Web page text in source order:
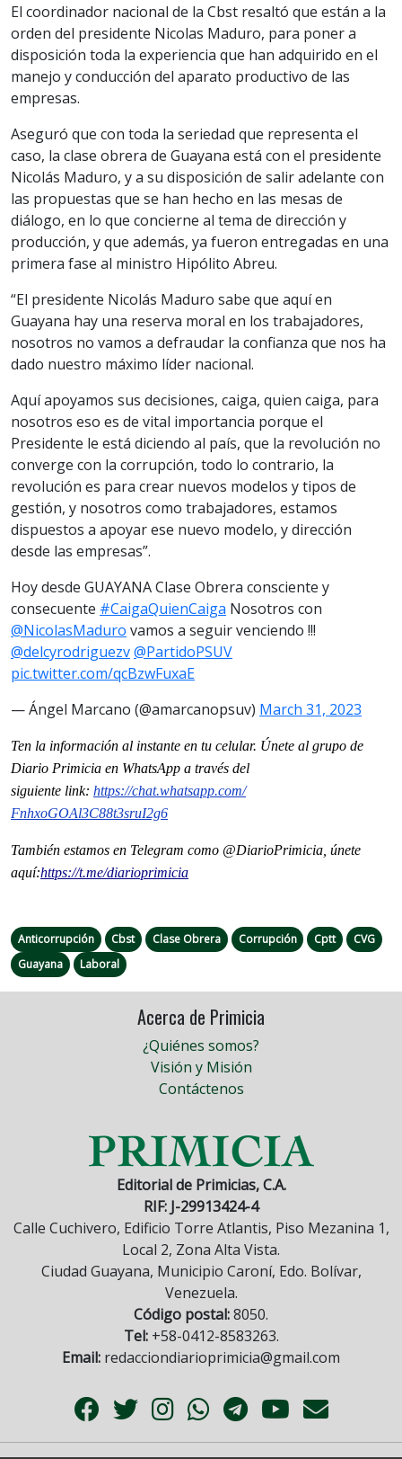
El coordinador nacional de la Cbst resaltó que están a la
orden del presidente Nicolas Maduro, para poner a
disposición toda la experiencia que han adquirido en el
manejo y conducción del aparato productivo de las
empresas.
Aseguró que con toda la seriedad que representa el
caso, la clase obrera de Guayana está con el presidente
Nicolás Maduro, y a su disposición de salir adelante con
las propuestas que se han hecho en las mesas de
diálogo, en lo que concierne al tema de dirección y
producción, y que además, ya fueron entregadas en una
primera fase al ministro Hipólito Abreu.
“El presidente Nicolás Maduro sabe que aquí en
Guayana hay una reserva moral en los trabajadores,
nosotros no vamos a defraudar la confianza que nos ha
dado nuestro máximo líder nacional.
Aquí apoyamos sus decisiones, caiga, quien caiga, para
nosotros eso es de vital importancia porque el
Presidente le está diciendo al país, que la revolución no
converge con la corrupción, todo lo contrario, la
revolución es para crear nuevos modelos y tipos de
gestión, y nosotros como trabajadores, estamos
dispuestos a apoyar ese nuevo modelo, y dirección
desde las empresas”.
Hoy desde GUAYANA Clase Obrera consciente y
consecuente #CaigaQuienCaiga Nosotros con
@NicolasMaduro vamos a seguir venciendo !!!
@delcyrodriguezv@PartidoPSUV
pic.twitter.com/qcBzwFuxaE
— Ángel Marcano (@amarcanopsuv) March 31, 2023
Ten la información al instante en tu celular. Únete al grupo de
Diario Primicia en WhatsApp a través del
siguiente link: https://chat.whatsapp.com/
FnhxoGOAl3C88t3sruI2g6
También estamos en Telegram como @DiarioPrimicia, únete
aquí:https://t.me/diarioprimicia
Anticorrupción Cbst Clase Obrera Corrupción Cptt
CVG
Guayana
Laboral
Acerca de Primicia
¿Quiénes somos?
Visión y Misión
Contáctenos
Editorial de Primicias, C.A.
RIF: J-29913424-4
Calle Cuchivero, Edificio Torre Atlantis, Piso Mezanina 1,
Local 2, Zona Alta Vista.
Ciudad Guayana, Municipio Caroní, Edo. Bolívar,
Venezuela.
Código postal:8050.
Tel:+58-0412-8583263.
Email: redacciondiarioprimicia@gmail.com